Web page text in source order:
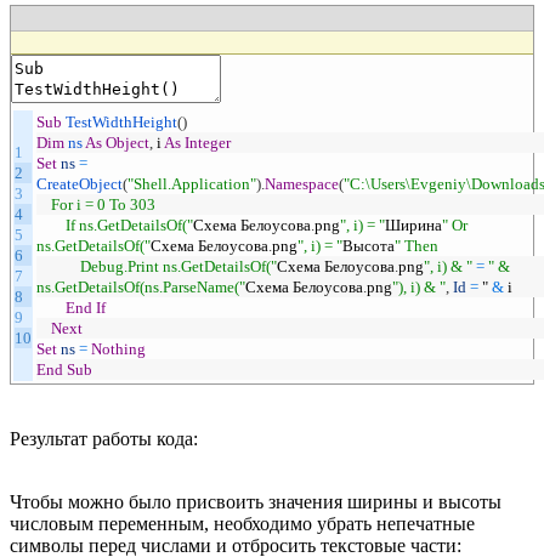
1
2
3
4
5
6
7
8
9
10
Sub TestWidthHeight()
Dim ns As Object i As Integer
Set ns =
CreateObject("Shell.Application") Namespace(
For i = 0 To 303
If ns.GetDetailsOf("Схема Белоусова png", i) = "Ширина" Or
ns.GetDetailsOf("Схема Белоусова png", i) = "Высота" Then
Debug.Print ns.GetDetailsOf("Схема Белоусова png", i) & " = " &
ns.GetDetailsOf(ns.ParseName("Схема Белоусова png"), i) & " Id = " & i
End If
Next
Set ns = Nothing
End Sub
Результат работы кода:
Чтобы можно было присвоить значения ширины и высоты
числовым переменным, необходимо убрать непечатные
символы перед числами и отбросить текстовые части: